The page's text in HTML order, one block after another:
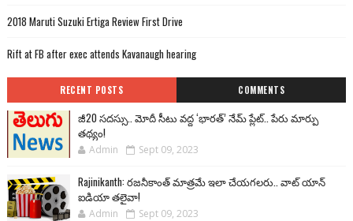
2018 Maruti Suzuki Ertiga Review First Drive
Rift at FB after exec attends Kavanaugh hearing
RECENT POSTS COMMENTS
జీ20 సదస్సు.. మోదీ సీటు వద్ద ‘భారత్’ నేమ్ ప్లేట్‌.. పేరు మార్పు
తథ్యం!
Admin Sept 09, 2023
Rajinikanth: రజనీకాంత్ మాత్రమే ఇలా చేయగలరు.. వాట్ యాన్
ఐడియా తలైవా!
Admin Sept 09, 2023